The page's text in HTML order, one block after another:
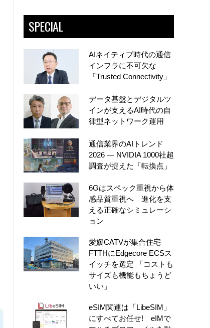
SPECIAL
AIネイティブ時代の通信
インフラに不可欠な
「Trusted Connectivity」
データ基盤とデジタルツ
インが支えるAI時代の自
律型ネットワーク運用
通信業界のAIトレンド
2026 ― NVIDIA 1000社超
調査が捉えた「転換点」
6Gはスペック重視から体
感品質重視へ 進化を支
える正確なシミュレーシ
ョン
愛媛CATVが集合住宅
FTTHにEdgecore ECSス
イッチを選定 「コストも
サイズも機能もちょうど
いい」
eSIM関連は「LibeSIM」
にすべてお任せ! eIMで